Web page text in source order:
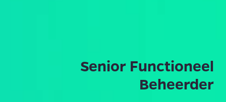
Senior Functioneel
Beheerder